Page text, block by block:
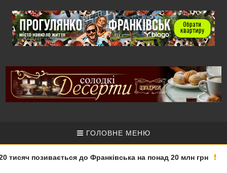
ГОЛОВНЕ МЕНЮ
позивається до Франківська на понад 20 млн грн